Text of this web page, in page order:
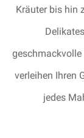
Kräuter bis hin
geschmackvolle
verleihen Ihren
jedes